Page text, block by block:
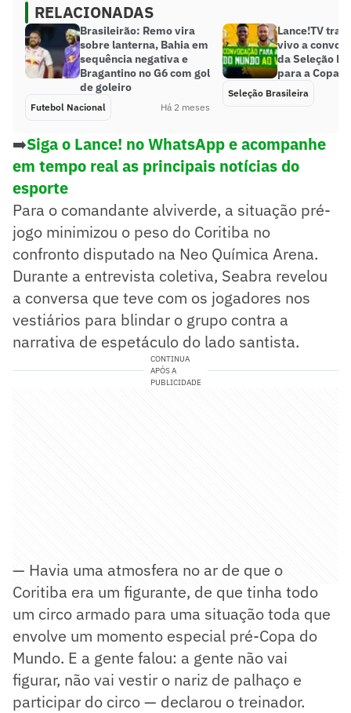
RELACIONADAS
Brasileirão: Remo vira
sobre lanterna, Bahia em
sequência negativa e
Bragantino no G6 com gol
de goleiro
Futebol Nacional Há 2 meses
Lance!TV
vivo a
da Seleção
para a Copa
Seleção Brasileira
➡️Siga o Lance! no WhatsApp e acompanhe
em tempo real as principais notícias do
esporte
Para o comandante alviverde, a situação pré-
jogo minimizou o peso do Coritiba no
confronto disputado na Neo Química Arena.
Durante a entrevista coletiva, Seabra revelou
a conversa que teve com os jogadores nos
vestiários para blindar o grupo contra a
narrativa de espetáculo do lado santista.
CONTINUA
APÓS A
PUBLICIDADE
— Havia uma atmosfera no ar de que o
Coritiba era um figurante, de que tinha todo
um circo armado para uma situação toda que
envolve um momento especial pré-Copa do
Mundo. E a gente falou: a gente não vai
figurar, não vai vestir o nariz de palhaço e
participar do circo — declarou o treinador.